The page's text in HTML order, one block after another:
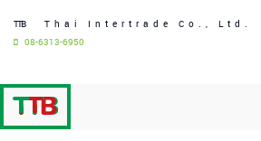
TTB Thai Intertrade Co., Ltd.
08-6313-6950